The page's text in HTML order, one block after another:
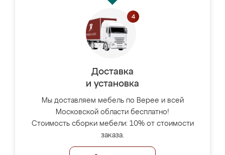
Доставка
и установка
Мы доставляем мебель по Верее и всей
Московской области бесплатно!
Стоимость сборки мебели: 10% от стоимости
заказа.